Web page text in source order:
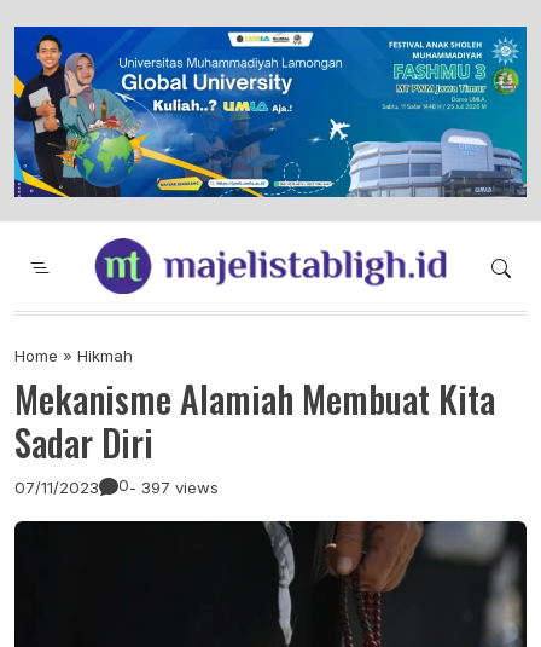
Majelis Tabligh Muhammadiyah
Syiar Dakwah Islam Berkemajuan dan
Home » Hikmah
Mekanisme Alamiah Membuat Kita
Sadar Diri
07/11/2023 0- 397 views